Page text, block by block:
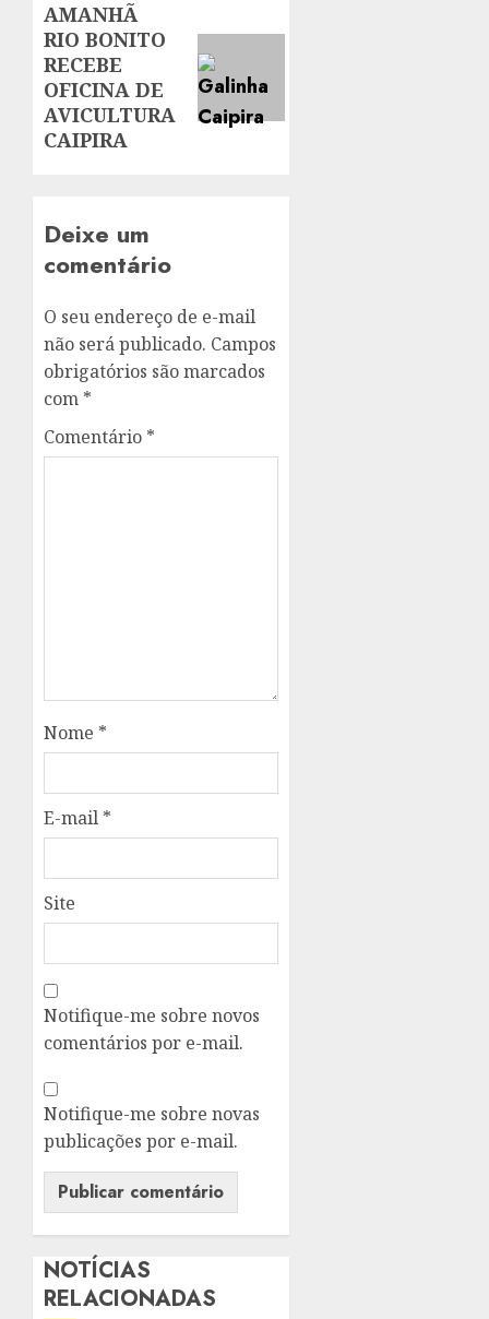
Next
post:
AMANHÃ
RIO BONITO
RECEBE
OFICINA DE
AVICULTURA
CAIPIRA
Deixe um
comentário
O seu endereço de e-mail
não será publicado. Campos
obrigatórios são marcados
com *
Comentário *
Nome *
E-mail *
Site
Notifique-me sobre novos
comentários por e-mail.
Notifique-me sobre novas
publicações por e-mail.
NOTÍCIAS
RELACIONADAS